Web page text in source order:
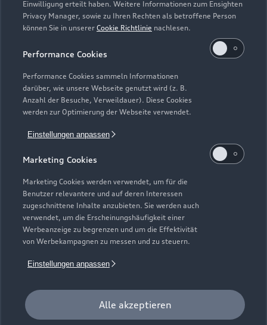
Einwilligung erteilt haben. Weitere Informationen zum Ensighten
Privacy Manager, sowie zu Ihren Rechten als betroffene Person
können Sie in unserer Cookie Richtlinie nachlesen.
Performance Cookies
Performance Cookies sammeln Informationen
darüber, wie unsere Webseite genutzt wird (z. B.
Anzahl der Besuche, Verweildauer). Diese Cookies
werden zur Optimierung der Webseite verwendet.
Einstellungen anpassen
Marketing Cookies
Marketing Cookies werden verwendet, um für die
Benutzer relevantere und auf deren Interessen
zugeschnittene Inhalte anzubieten. Sie werden auch
verwendet, um die Erscheinungshäufigkeit einer
Werbeanzeige zu begrenzen und um die Effektivität
von Werbekampagnen zu messen und zu steuern.
Einstellungen anpassen
Alle akzeptieren
Modelle vergleichen
Elektromodelle
Plug-in-Hybride
Gebrauchtwagensuche
Gebrauchtwagen
Finanzierung
Aktionen & Angebote
Geschäftskunden
Service & Zubehör
Audi Services
Garantie
Audi digital services
myAudi
Kundenservice
Audi Online Beratung
Online-Terminvereinbarung
Servicekontakt
Bordbuch & Bedienungsanleitungen
Verträge kündigen
Über Audi
Unternehmen
Karriere
Investor Relations
Presse & Media Center
Datenschutz
© 2026 AUDI AG. Alle Rechte vorbehalten
Impressum Rechtliches
Hinweisgebersystem
Datenschutzinformation
Digital Services Act
EU Data Act
Der Umfang des Audi CarCheck wird gegebenenfalls